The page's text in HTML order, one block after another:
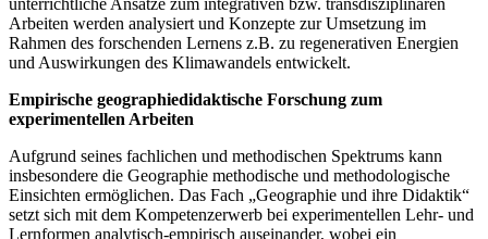
Arbeiten werden analysiert und Konzepte zur Umsetzung im
Rahmen des forschenden Lernens z.B. zu regenerativen Energien
und Auswirkungen des Klimawandels entwickelt.
Empirische geographiedidaktische Forschung zum
experimentellen Arbeiten
Aufgrund seines fachlichen und methodischen Spektrums kann
insbesondere die Geographie methodische und methodologische
Einsichten ermöglichen. Das Fach „Geographie und ihre Didaktik“
setzt sich mit dem Kompetenzerwerb bei experimentellen Lehr- und
Lernformen analytisch-empirisch auseinander, wobei ein